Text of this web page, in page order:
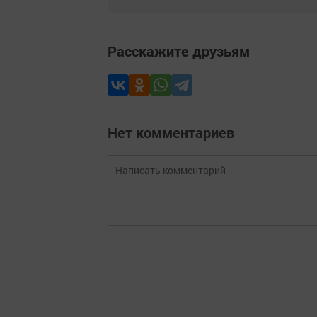
Расскажите друзьям
Нет комментариев